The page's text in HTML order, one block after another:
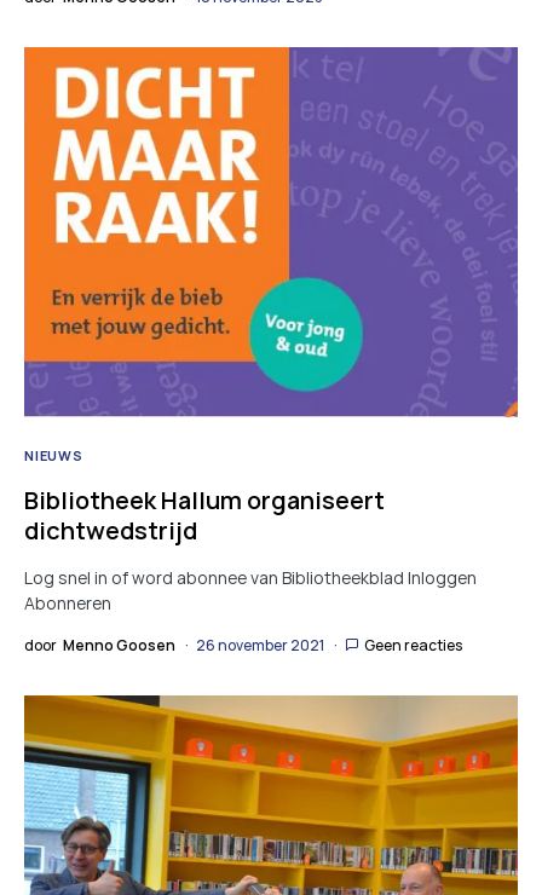
NIEUWS
Bibliotheek Hallum organiseert
dichtwedstrijd
Log snel in of word abonnee van Bibliotheekblad Inloggen
Abonneren
door Menno Goosen 26 november 2021 Geen reacties